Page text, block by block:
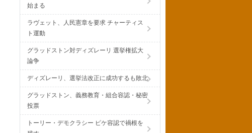
始まる
ラヴェット、人民憲章を要求 チャーティス
ト運動
グラッドストン対ディズレーリ 選挙権拡大
論争
ディズレーリ、選挙法改正に成功するも敗北
グラッドストン、義務教育・組合容認・秘密
投票
トーリー・デモクラシー ピケ容認で禍根を